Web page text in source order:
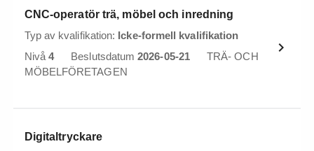
CNC-operatör trä, möbel och inredning
Typ av kvalifikation: Icke-formell kvalifikation
Nivå4 Beslutsdatum2026-05-21
TRÄ- OCH
MÖBELFÖRETAGEN
Digitaltryckare